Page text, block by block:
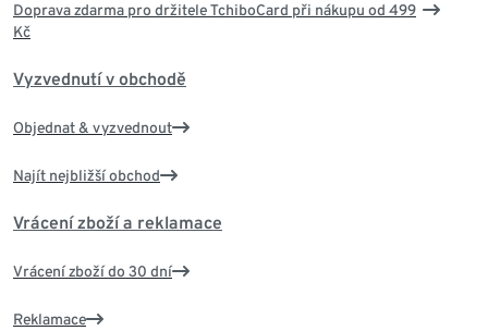
Doprava zdarma pro držitele TchiboCard při nákupu od 499
Kč
Vyzvednutí v obchodě
Objednat & vyzvednout
Najít nejbližší obchod
Vrácení zboží a reklamace
Vrácení zboží do 30 dní
Reklamace